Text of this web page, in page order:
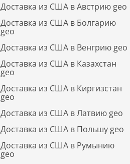
Доставка из США в Австрию geo
Доставка из США в Болгарию
geo
Доставка из США в Венгрию geo
Доставка из США в Казахстан
geo
Доставка из США в Киргизстан
geo
Доставка из США в Латвию geo
Доставка из США в Польшу geo
Доставка из США в Румынию
geo